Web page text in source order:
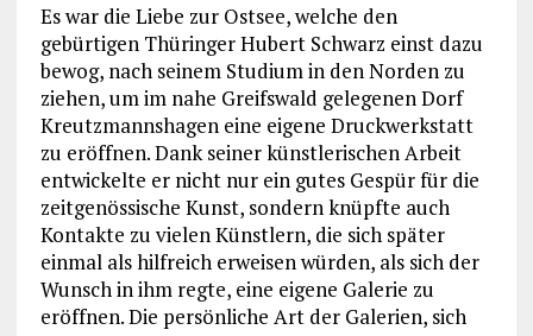
Es war die Liebe zur Ostsee, welche den
gebürtigen Thüringer Hubert Schwarz einst dazu
bewog, nach seinem Studium in den Norden zu
ziehen, um im nahe Greifswald gelegenen Dorf
Kreutzmannshagen eine eigene Druckwerkstatt
zu eröffnen. Dank seiner künstlerischen Arbeit
entwickelte er nicht nur ein gutes Gespür für die
zeitgenössische Kunst, sondern knüpfte auch
Kontakte zu vielen Künstlern, die sich später
einmal als hilfreich erweisen würden, als sich der
Wunsch in ihm regte, eine eigene Galerie zu
eröffnen. Die persönliche Art der Galerien, sich